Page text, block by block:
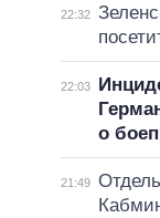
22:32
22:03
о
21:49